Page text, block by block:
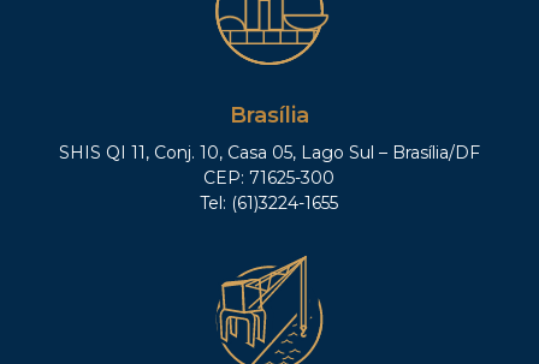
Brasília
SHIS QI 11, Conj. 10, Casa 05, Lago Sul – Brasília/DF
CEP: 71625-300
Tel: (61)3224-1655